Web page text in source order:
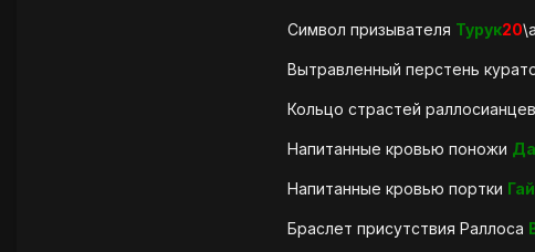
Символ призывателя Турук20
Вытравленный перстень
Кольцо страстей раллосианцев
Напитанные кровью поножи
Напитанные кровью портки
Браслет присутствия Раллоса